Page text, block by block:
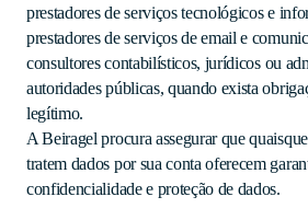
prestadores de serviços tecnológicos e
prestadores de serviços de email e
consultores contabilísticos, jurídicos ou
autoridades públicas, quando exista
legítimo.
A Beiragel procura assegurar que
tratem dados por sua conta oferecem
confidencialidade e proteção de dados.